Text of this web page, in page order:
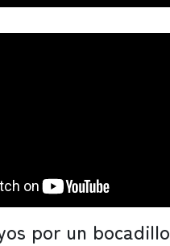
por un bocadillo